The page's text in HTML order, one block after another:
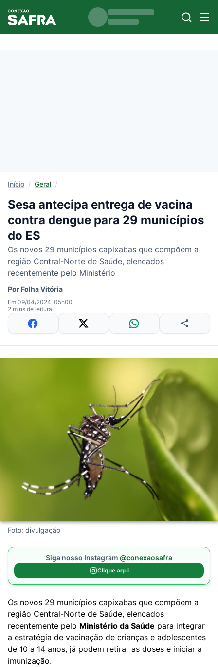
Início / Geral /
Sesa antecipa entrega de vacina
contra dengue para 29 municípios
do ES
Os novos 29 municípios capixabas que compõem a
região Central-Norte de Saúde, elencados
recentemente pelo Ministério
Por Folha Vitória
Em 09/04/2024, 05h00
2 mins de leitura
Foto: divulgação
Siga nosso Instagram @conexaosafra
Clique aqui
Os novos 29 municípios capixabas que compõem a
região Central-Norte de Saúde, elencados
recentemente pelo Ministério da Saúde para integrar
a estratégia de vacinação de crianças e adolescentes
de 10 a 14 anos, já podem retirar as doses e iniciar a
imunização.